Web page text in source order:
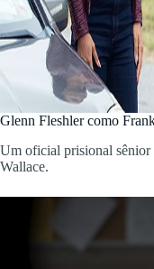
Glenn Fleshler como
Um oficial prisional sênior
Wallace.